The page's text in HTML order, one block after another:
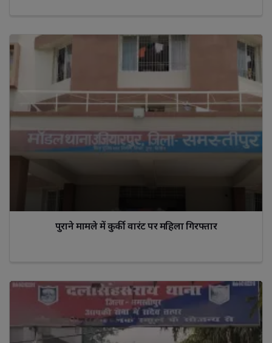
पुराने मामले में कुर्की वारंट पर महिला गिरफ्तार